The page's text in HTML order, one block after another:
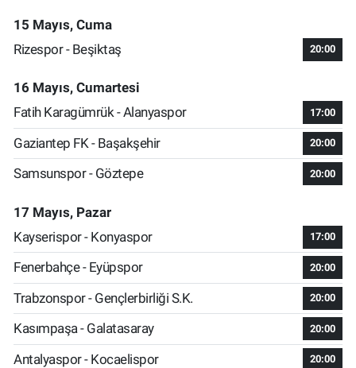
15 Mayıs, Cuma
Rizespor - Beşiktaş
20:00
16 Mayıs, Cumartesi
Fatih Karagümrük - Alanyaspor
17:00
Gaziantep FK - Başakşehir 20:00
Samsunspor - Göztepe 20:00
17 Mayıs, Pazar
Kayserispor - Konyaspor
17:00
Fenerbahçe - Eyüpspor 20:00
Trabzonspor - Gençlerbirliği S.K. 20:00
Kasımpaşa - Galatasaray 20:00
Antalyaspor - Kocaelispor 20:00